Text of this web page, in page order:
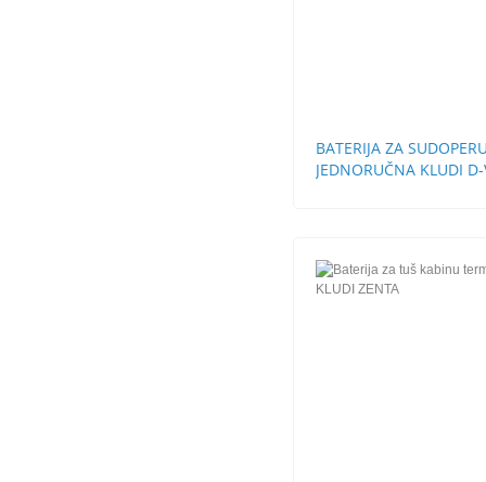
BATERIJA ZA
JEDNORUČNA KLUDI D-